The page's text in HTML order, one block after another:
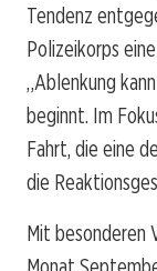
Tendenz
Polizeikorps
„Ablenkung
beginnt. Im
Fahrt, die eine
die
Mit besonderen